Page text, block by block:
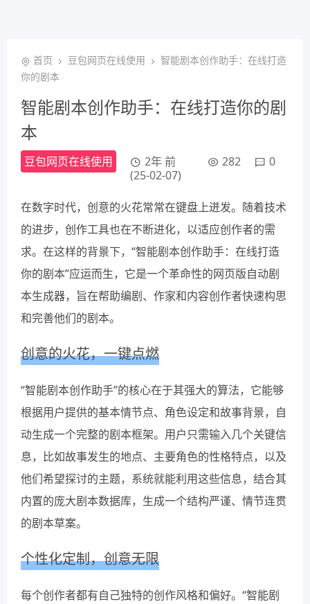
首页 豆包网页在线使用
智能剧本创作助手：在线打造
你的剧本
智能剧本创作助手：在线打造你的剧
本
豆包网页在线使用
2年 前
(25-02-07)
282 0
在数字时代，创意的火花常常在键盘上迸发。随着技术
的进步，创作工具也在不断进化，以适应创作者的需
求。在这样的背景下，“智能剧本创作助手：在线打造
你的剧本”应运而生，它是一个革命性的网页版自动剧
本生成器，旨在帮助编剧、作家和内容创作者快速构思
和完善他们的剧本。
创意的火花，一键点燃
“智能剧本创作助手”的核心在于其强大的算法，它能够
根据用户提供的基本情节点、角色设定和故事背景，自
动生成一个完整的剧本框架。用户只需输入几个关键信
息，比如故事发生的地点、主要角色的性格特点，以及
他们希望探讨的主题，系统就能利用这些信息，结合其
内置的庞大剧本数据库，生成一个结构严谨、情节连贯
的剧本草案。
个性化定制，创意无限
每个创作者都有自己独特的创作风格和偏好。“智能剧